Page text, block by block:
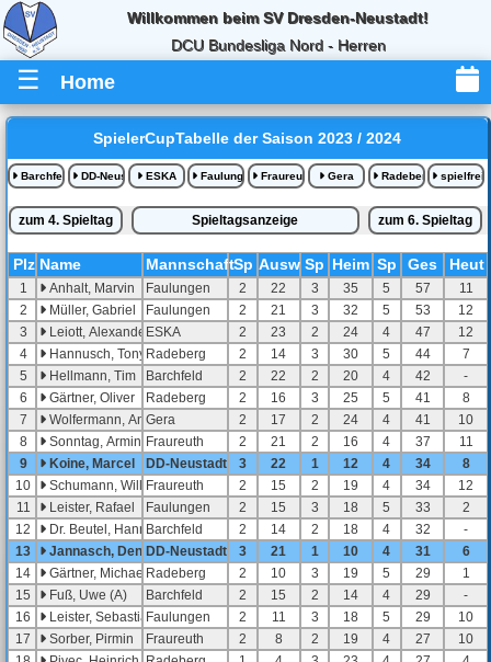
Willkommen beim SV Dresden-Neustadt!
DCU Bundesliga Nord - Herren
☰ Home
SpielerCupTabelle der Saison 2023 / 2024
Barchfeld DD-NeustadtESKA Faulungen Fraureuth Gera Radeberg spielfrei
zum 4. Spieltag Spieltagsanzeige zum 6. Spieltag
Plz Name MannschaftSp Ausw Sp Heim Sp Ges Heut
1 Anhalt, Marvin Faulungen 2 22 3 35 5 57
11
2
Müller, Gabriel Faulungen 2 21 3 32 5 53
12
3
Leiott, AlexanderESKA 2 23 2 24 4 47
12
4
Hannusch, Tony Radeberg 2 14 3 30 5 44
7
5
Hellmann, Tim Barchfeld 2 22 2 20 4 42
-
6
Gärtner, Oliver Radeberg 2 16 3 25 5 41
8
7
Wolfermann, Andreas (A)
Gera 2 17 2 24 4 41
10
8
Sonntag, Armin Fraureuth 2 21 2 16 4 37
11
9
Koine, Marcel DD-Neustadt 3 22 1 12 4 34
8
10
Schumann, WillyFraureuth 2 15 2 19 4 34
12
11
Leister, Rafael Faulungen 2 15 3 18 5 33
2
12
Dr. Beutel, HannesBarchfeld 2 14 2 18 4 32
-
13
Jannasch, DenisDD-Neustadt 3 21 1 10 4 31
6
14
Gärtner, Michael (B)Radeberg 2 10 3 19 5 29
1
15
Fuß, Uwe (A) Barchfeld 2 15 2 14 4 29
-
16
Leister, SebastianFaulungen 2 11 3 18 5 29
10
17
Sorber, Pirmin Fraureuth 2 8 2 19 4 27
10